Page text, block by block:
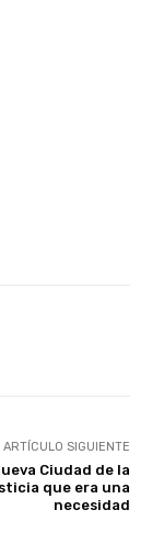
ARTÍCULO SIGUIENTE
Ciudad de la
que era una
necesidad